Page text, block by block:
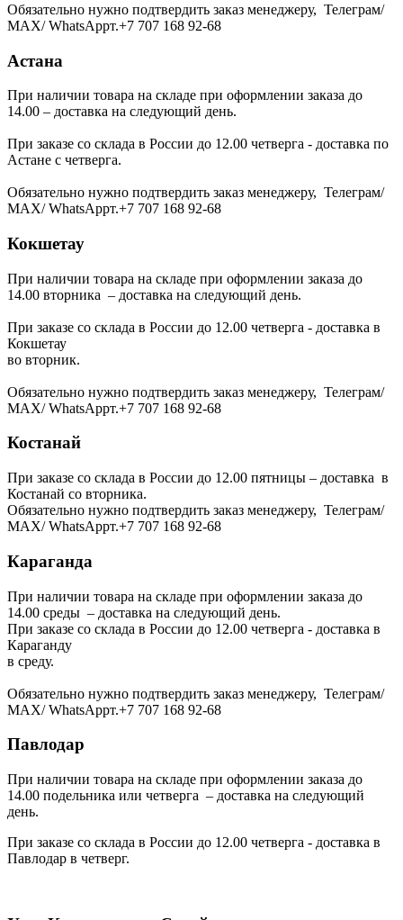
Обязательно нужно подтвердить заказ менеджеру, Телеграм/
МАХ/ WhatsAppт.+7 707 168 92-68
Астана
При наличии товара на складе при оформлении заказа до
14.00 – доставка на следующий день.
При заказе со склада в России до 12.00 четверга - доставка по
Астане с четверга.
Обязательно нужно подтвердить заказ менеджеру, Телеграм/
МАХ/ WhatsAppт.+7 707 168 92-68
Кокшетау
При наличии товара на складе при оформлении заказа до
14.00 вторника – доставка на следующий день.
При заказе со склада в России до 12.00 четверга - доставка в
Кокшетау
во вторник.
Обязательно нужно подтвердить заказ менеджеру, Телеграм/
МАХ/ WhatsAppт.+7 707 168 92-68
Костанай
При заказе со склада в России до 12.00 пятницы – доставка в
Костанай со вторника.
Обязательно нужно подтвердить заказ менеджеру, Телеграм/
МАХ/ WhatsAppт.+7 707 168 92-68
Караганда
При наличии товара на складе при оформлении заказа до
14.00 среды – доставка на следующий день.
При заказе со склада в России до 12.00 четверга - доставка в
Караганду
в среду.
Обязательно нужно подтвердить заказ менеджеру, Телеграм/
МАХ/ WhatsAppт.+7 707 168 92-68
Павлодар
При наличии товара на складе при оформлении заказа до
14.00 подельника или четверга – доставка на следующий
день.
При заказе со склада в России до 12.00 четверга - доставка в
Павлодар в четверг.